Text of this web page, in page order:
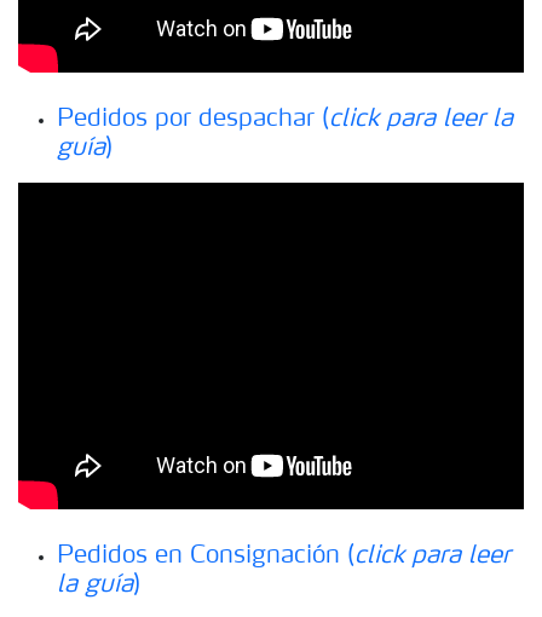
Pedidos por despachar (click para leer la
guía)
Pedidos en Consignación (click para leer
la guía)